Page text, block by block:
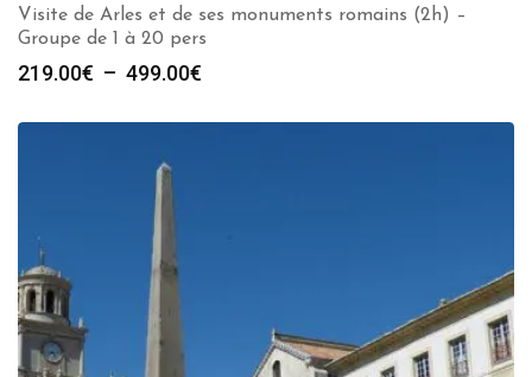
Visite de Arles et de ses monuments romains (2h) –
Groupe de 1 à 20 pers
219.00€ – 499.00€
prix :